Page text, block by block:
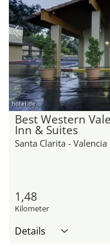
hotel.de
Best Western
Inn & Suites
Santa Clarita - Valencia
1,48
Kilometer
Details